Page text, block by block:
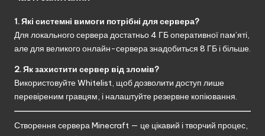
1. Які системні вимоги потрібні для сервера?
Для локального сервера достатньо 4 ГБ оперативної пам’яті,
але для великого онлайн-сервера знадобиться 8 ГБ і більше.
2. Як захистити сервер від зломів?
Використовуйте Whitelist, щоб дозволити доступ лише
перевіреним гравцям, і налаштуйте резервне копіювання.
Створення сервера Minecraft — це цікавий і творчий процес,